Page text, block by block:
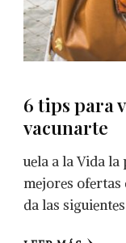
6 tips para
vacunarte
uela a la Vida la
mejores ofertas
da las